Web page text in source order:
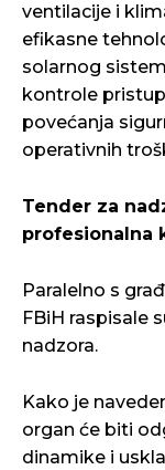
ventilacije i
efikasne
solarnog
kontrole
povećanja
operativnih
Tender za
profesionalna
Paralelno s
FBiH raspisale
nadzora.
Kako je
organ će biti
dinamike i